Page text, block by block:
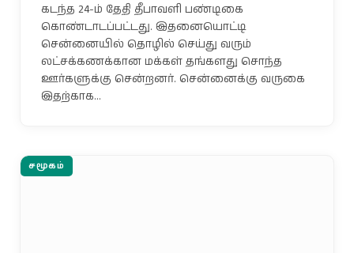
கடந்த 24-ம் தேதி தீபாவளி பண்டிகை
கொண்டாடப்பட்டது. இதனையொட்டி
சென்னையில் தொழில் செய்து வரும்
லட்சக்கணக்கான மக்கள் தங்களது சொந்த
ஊர்களுக்கு சென்றனர். சென்னைக்கு வருகை
இதற்காக…
சமூகம்